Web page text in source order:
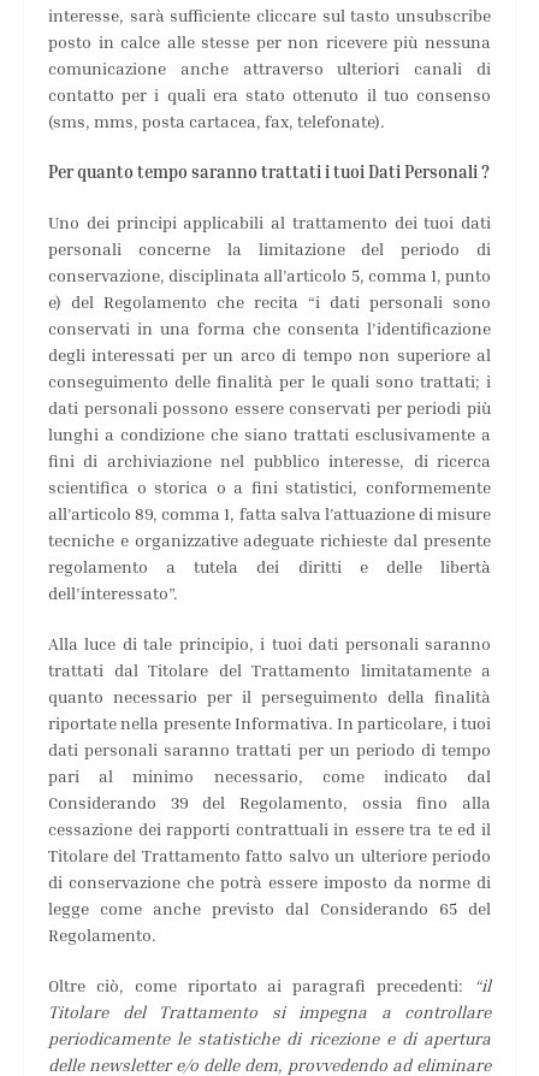
interesse, sarà sufficiente cliccare sul tasto unsubscribe
posto in calce alle stesse per non ricevere più nessuna
comunicazione anche attraverso ulteriori canali di
contatto per i quali era stato ottenuto il tuo consenso
(sms, mms, posta cartacea, fax, telefonate).
Per quanto tempo saranno trattati i tuoi Dati Personali ?
Uno dei principi applicabili al trattamento dei tuoi dati
personali concerne la limitazione del periodo di
conservazione, disciplinata all’articolo 5, comma 1, punto
e) del Regolamento che recita “i dati personali sono
conservati in una forma che consenta l’identificazione
degli interessati per un arco di tempo non superiore al
conseguimento delle finalità per le quali sono trattati; i
dati personali possono essere conservati per periodi più
lunghi a condizione che siano trattati esclusivamente a
fini di archiviazione nel pubblico interesse, di ricerca
scientifica o storica o a fini statistici, conformemente
all’articolo 89, comma 1, fatta salva l’attuazione di misure
tecniche e organizzative adeguate richieste dal presente
regolamento a tutela dei diritti e delle libertà
dell’interessato”.
Alla luce di tale principio, i tuoi dati personali saranno
trattati dal Titolare del Trattamento limitatamente a
quanto necessario per il perseguimento della finalità
riportate nella presente Informativa. In particolare, i tuoi
dati personali saranno trattati per un periodo di tempo
pari al minimo necessario, come indicato dal
Considerando 39 del Regolamento, ossia fino alla
cessazione dei rapporti contrattuali in essere tra te ed il
Titolare del Trattamento fatto salvo un ulteriore periodo
di conservazione che potrà essere imposto da norme di
legge come anche previsto dal Considerando 65 del
Regolamento.
Oltre ciò, come riportato ai paragrafi precedenti:
“il
Titolare del Trattamento si impegna a controllare
periodicamente le statistiche di ricezione e di apertura
delle newsletter e/o delle dem, provvedendo ad eliminare